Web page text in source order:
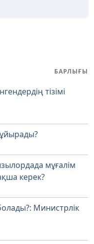
БАРЛЫҒЫ
тізімі
мұғалім
керек?
Министрлік